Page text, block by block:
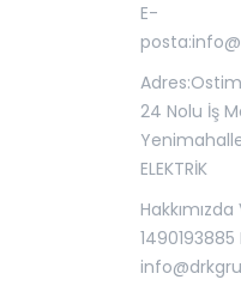
E-
posta:
24 Nolu İş
ELEKTRİK